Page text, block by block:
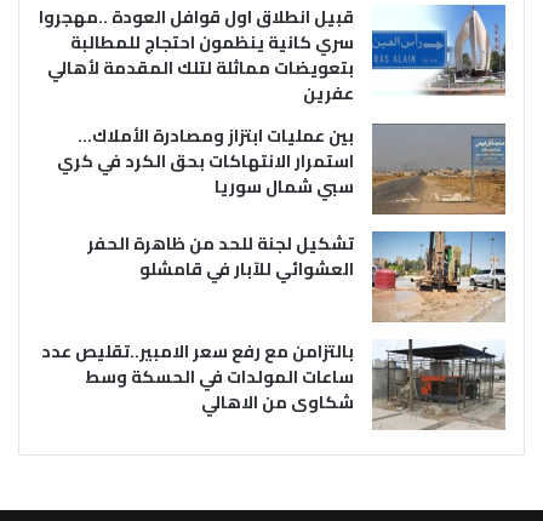
قبيل انطلاق اول قوافل العودة ..مهجروا
سري كانية ينظمون احتجاج للمطالبة
بتعويضات مماثلة لتلك المقدمة لأهالي
عفرين
بين عمليات ابتزاز ومصادرة الأملاك…
استمرار الانتهاكات بحق الكرد في كري
سبي شمال سوريا
تشكيل لجنة للحد من ظاهرة الحفر
العشوائي للآبار في قامشلو
بالتزامن مع رفع سعر الامبير..تقليص عدد
ساعات المولدات في الحسكة وسط
شكاوى من الاهالي